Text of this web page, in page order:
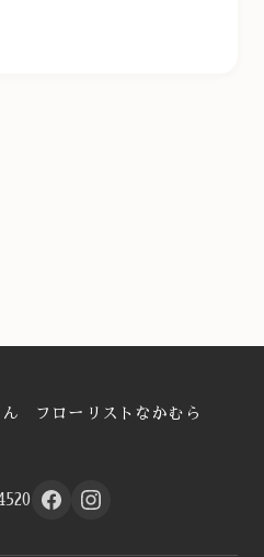
ん フローリストなかむら